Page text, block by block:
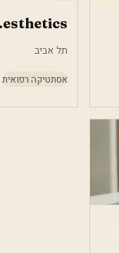
תל אביב
אסתטיקה רפואית